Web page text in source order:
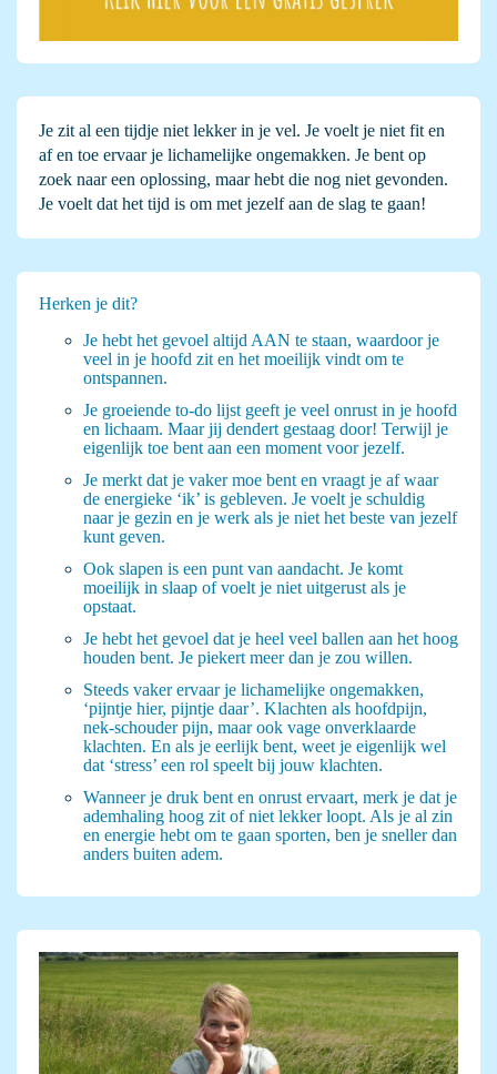
Je zit al een tijdje niet lekker in je vel. Je voelt je niet fit en
af en toe ervaar je lichamelijke ongemakken. Je bent op
zoek naar een oplossing, maar hebt die nog niet gevonden.
Je voelt dat het tijd is om met jezelf aan de slag te gaan!
Herken je dit?
Je hebt het gevoel altijd AAN te staan, waardoor je
veel in je hoofd zit en het moeilijk vindt om te
ontspannen.
Je groeiende to-do lijst geeft je veel onrust in je hoofd
en lichaam. Maar jij dendert gestaag door! Terwijl je
eigenlijk toe bent aan een moment voor jezelf.
Je merkt dat je vaker moe bent en vraagt je af waar
de energieke ‘ik’ is gebleven. Je voelt je schuldig
naar je gezin en je werk als je niet het beste van jezelf
kunt geven.
Ook slapen is een punt van aandacht. Je komt
moeilijk in slaap of voelt je niet uitgerust als je
opstaat.
Je hebt het gevoel dat je heel veel ballen aan het hoog
houden bent. Je piekert meer dan je zou willen.
Steeds vaker ervaar je lichamelijke ongemakken,
‘pijntje hier, pijntje daar’. Klachten als hoofdpijn,
nek-schouder pijn, maar ook vage onverklaarde
klachten. En als je eerlijk bent, weet je eigenlijk wel
dat ‘stress’ een rol speelt bij jouw klachten.
Wanneer je druk bent en onrust ervaart, merk je dat je
ademhaling hoog zit of niet lekker loopt. Als je al zin
en energie hebt om te gaan sporten, ben je sneller dan
anders buiten adem.